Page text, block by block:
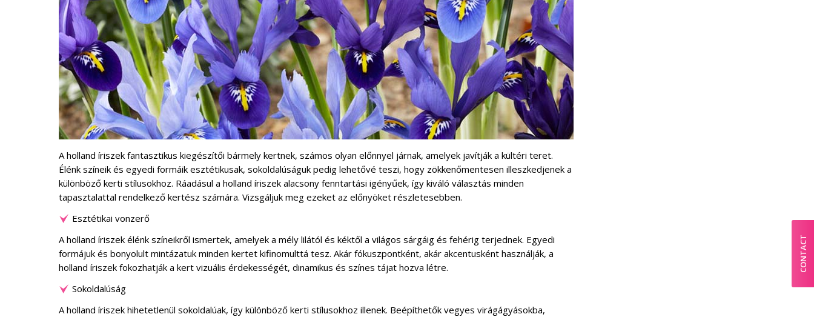
A holland íriszek fantasztikus kiegészítői bármely kertnek, számos olyan előnnyel járnak, amelyek javítják a kültéri teret.
Élénk színeik és egyedi formáik esztétikusak, sokoldalúságuk pedig lehetővé teszi, hogy zökkenőmentesen illeszkedjenek a
különböző kerti stílusokhoz. Ráadásul a holland íriszek alacsony fenntartási igényűek, így kiváló választás minden
tapasztalattal rendelkező kertész számára. Vizsgáljuk meg ezeket az előnyöket részletesebben.
Esztétikai vonzerő
A holland íriszek élénk színeikről ismertek, amelyek a mély lilától és kéktől a világos sárgáig és fehérig terjednek. Egyedi
formájuk és bonyolult mintázatuk minden kertet kifinomulttá tesz. Akár fókuszpontként, akár akcentusként használják, a
holland íriszek fokozhatják a kert vizuális érdekességét, dinamikus és színes tájat hozva létre.
Sokoldalúság
A holland íriszek hihetetlenül sokoldalúak, így különböző kerti stílusokhoz illenek. Beépíthetők vegyes virágágyásokba,
CONTACT